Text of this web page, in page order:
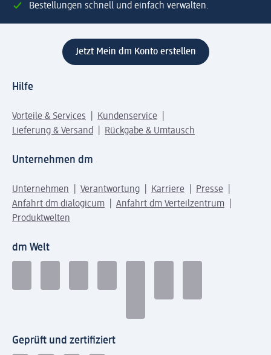
Bestellungen schnell und einfach verwalten.
Jetzt Mein dm Konto erstellen
Hilfe
Vorteile & Services
Kundenservice
Lieferung & Versand
Rückgabe & Umtausch
Unternehmen dm
Unternehmen Verantwortung Karriere
Presse
Anfahrt dm dialogicum
Anfahrt dm Verteilzentrum
Produktwelten
dm Welt
Geprüft und zertifiziert